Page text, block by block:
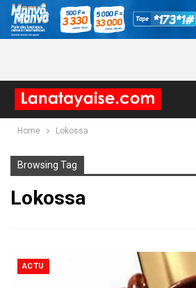
Home Lokossa
Browsing Tag
Lokossa
ACTU